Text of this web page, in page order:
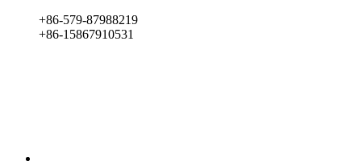
+86-579-87988219
+86-15867910531